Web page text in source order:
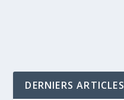
DERNIERS ARTICLES